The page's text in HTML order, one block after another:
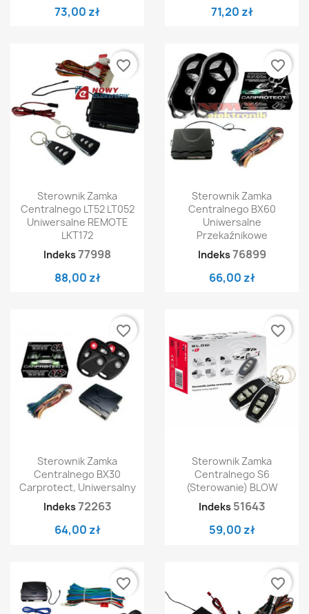
73,00 zł
71,20 zł
Sterownik Zamka
Centralnego LT52 LT052
Uniwersalne REMOTE
LKT172
Indeks77998
88,00 zł
favorite_border
Sterownik Zamka
Centralnego BX60
Uniwersalne
Przekaźnikowe
Indeks76899
66,00 zł
favorite_border
Sterownik Zamka
Centralnego BX30
Carprotect, Uniwersalny
Indeks72263
64,00 zł
favorite_border
Sterownik Zamka
Centralnego S6
(sterowanie) BLOW
Indeks 51643
59,00 zł
favorite_border
favorite_border favorite_border